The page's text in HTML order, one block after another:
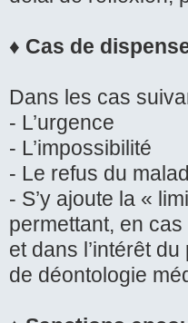
♦ Cas de
Dans les cas
- L’urgence
- L’impossibilité
- Le refus du
- S’y ajoute la «
permettant, en
et dans l’intérêt
de déontologie